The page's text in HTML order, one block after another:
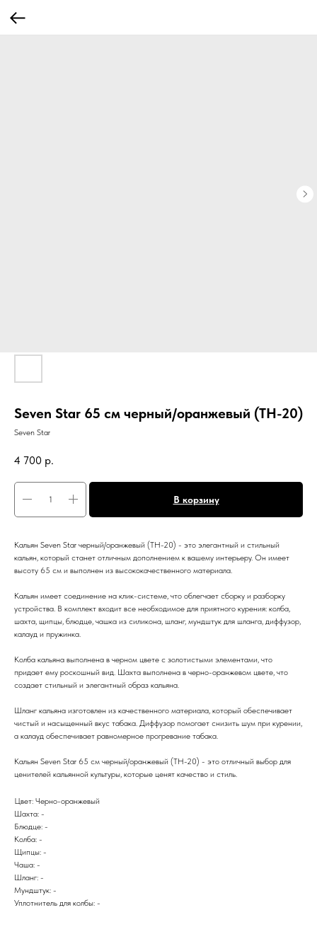
Seven Star 65 см черный/оранжевый (TH-20)
Seven Star
4 700 р.
В корзину
Кальян Seven Star черный/оранжевый (TH-20) - это элегантный и стильный
кальян, который станет отличным дополнением к вашему интерьеру. Он имеет
высоту 65 см и выполнен из высококачественного материала.
Кальян имеет соединение на клик-системе, что облегчает сборку и разборку
устройства. В комплект входит все необходимое для приятного курения: колба,
шахта, щипцы, блюдце, чашка из силикона, шланг, мундштук для шланга, диффузор,
калауд и пружинка.
Колба кальяна выполнена в черном цвете с золотистыми элементами, что
придает ему роскошный вид. Шахта выполнена в черно-оранжевом цвете, что
создает стильный и элегантный образ кальяна.
Шланг кальяна изготовлен из качественного материала, который обеспечивает
чистый и насыщенный вкус табака. Диффузор помогает снизить шум при курении,
а калауд обеспечивает равномерное прогревание табака.
Кальян Seven Star 65 см черный/оранжевый (TH-20) - это отличный выбор для
ценителей кальянной культуры, которые ценят качество и стиль.
Цвет: Черно-оранжевый
Шахта: -
Блюдце: -
Колба: -
Щипцы: -
Чаша: -
Шланг: -
Мундштук: -
Уплотнитель для колбы: -